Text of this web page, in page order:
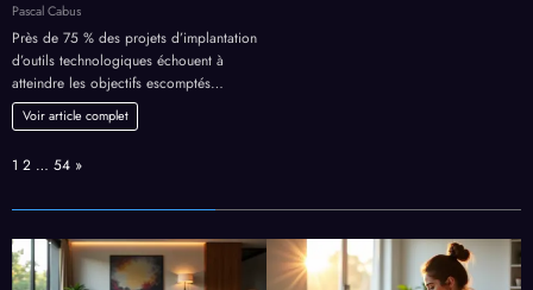
Pascal Cabus
Près de 75 % des projets d’implantation
d’outils technologiques échouent à
atteindre les objectifs escomptés…
Voir article complet
Page:
1 2 … 54 Next
»